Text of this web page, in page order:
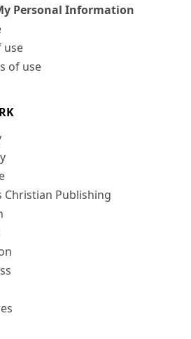
Personal Information
use
of use
Christian Publishing